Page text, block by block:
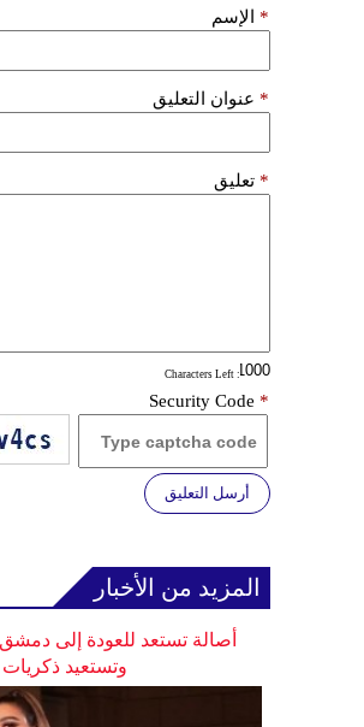
الإسم *
عنوان التعليق *
تعليق *
: Characters Left
Security Code *
أرسل التعليق
المزيد من الأخبار
أصالة تستعد للعودة إلى
وتستعيد